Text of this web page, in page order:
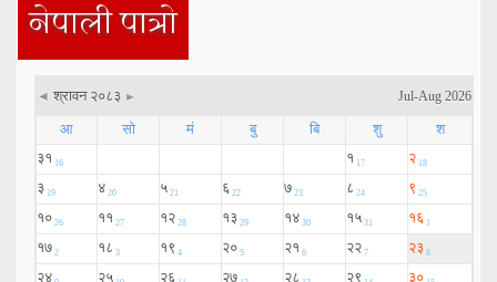
नेपाली पात्रो